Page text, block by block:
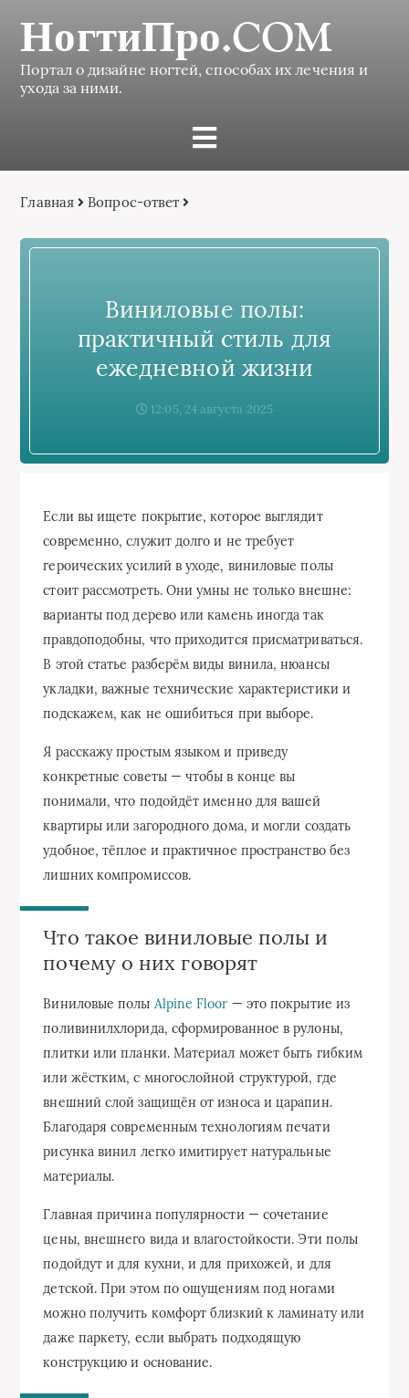
НогтиПро.COM
Портал о дизайне ногтей, способах их лечения и
ухода за ними.
Главная Вопрос-ответ
Виниловые полы:
практичный стиль для
ежедневной жизни
12:05, 24 августа 2025
Если вы ищете покрытие, которое выглядит
современно, служит долго и не требует
героических усилий в уходе, виниловые полы
стоит рассмотреть. Они умны не только внешне:
варианты под дерево или камень иногда так
правдоподобны, что приходится присматриваться.
В этой статье разберём виды винила, нюансы
укладки, важные технические характеристики и
подскажем, как не ошибиться при выборе.
Я расскажу простым языком и приведу
конкретные советы — чтобы в конце вы
понимали, что подойдёт именно для вашей
квартиры или загородного дома, и могли создать
удобное, тёплое и практичное пространство без
лишних компромиссов.
Что такое виниловые полы и
почему о них говорят
Виниловые полы Alpine Floor — это покрытие из
поливинилхлорида, сформированное в рулоны,
плитки или планки. Материал может быть гибким
или жёстким, с многослойной структурой, где
внешний слой защищён от износа и царапин.
Благодаря современным технологиям печати
рисунка винил легко имитирует натуральные
материалы.
Главная причина популярности — сочетание
цены, внешнего вида и влагостойкости. Эти полы
подойдут и для кухни, и для прихожей, и для
детской. При этом по ощущениям под ногами
можно получить комфорт близкий к ламинату или
даже паркету, если выбрать подходящую
конструкцию и основание.